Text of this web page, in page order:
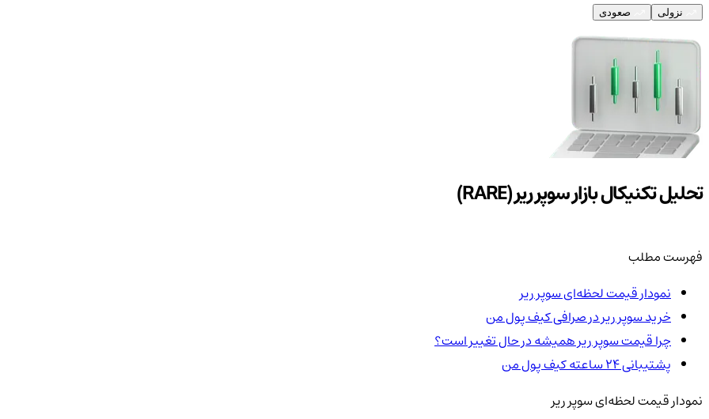
نزولی صعودی
تحلیل تکنیکال بازار سوپر ریر (RARE)
فهرست مطلب
نمودار قیمت لحظه‌ای سوپر ریر
خرید سوپر ریر در صرافی کیف پول من
چرا قیمت سوپر ریر همیشه در حال تغییر است؟
پشتیبانی ۲۴ ساعته کیف پول من
نمودار قیمت لحظه‌ای سوپر ریر